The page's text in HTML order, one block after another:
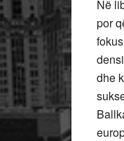
Në
por
dhe